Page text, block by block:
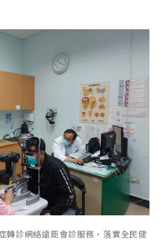
轉診網絡遠距會診服務，落實全民健